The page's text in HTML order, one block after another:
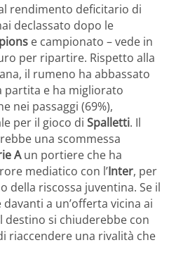
rendimento deficitario di
declassato dopo le
e campionato – vede in
per ripartire. Rispetto alla
il rumeno ha abbassato
partita e ha migliorato
nei passaggi (69%),
per il gioco di Spalletti. Il
una scommessa
Aun portiere che ha
mediatico con l’Inter, per
della riscossa juventina. Se il
a un’offerta vicina ai
destino si chiuderebbe con
riaccendere una rivalità che